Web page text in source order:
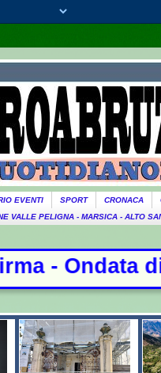
EVENTI SPORT CRONACA
VALLE PELIGNA - MARSICA - ALTO
altri